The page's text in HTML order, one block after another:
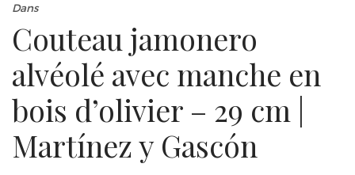
Dans
Couteau jamonero
alvéolé avec manche en
bois d’olivier – 29 cm |
Martínez y Gascón